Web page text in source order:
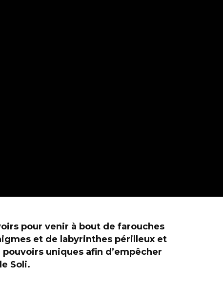
pour venir à bout de farouches
et de labyrinthes périlleux et
uniques afin d’empêcher
Soli.